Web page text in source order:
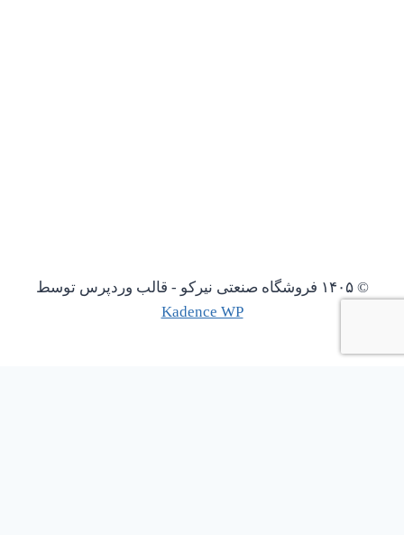
© ۱۴۰۵ فروشگاه صنعتی نیرکو - قالب وردپرس توسط
Kadence WP